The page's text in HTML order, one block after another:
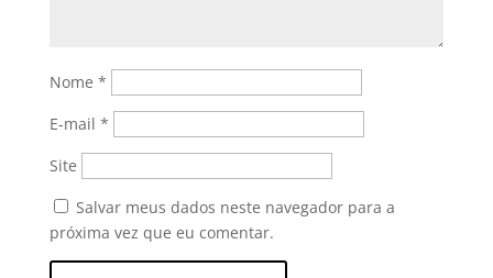
Nome *
E-mail *
Site
Salvar meus dados neste navegador para a
próxima vez que eu comentar.